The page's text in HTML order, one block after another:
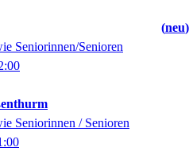
neu
Seniorinnen/Senioren
Seniorinnen / Senioren